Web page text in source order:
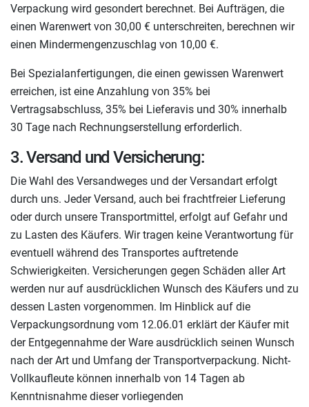
Verpackung wird gesondert berechnet. Bei Aufträgen, die
einen Warenwert von 30,00 € unterschreiten, berechnen wir
einen Mindermengenzuschlag von 10,00 €.
Bei Spezialanfertigungen, die einen gewissen Warenwert
erreichen, ist eine Anzahlung von 35% bei
Vertragsabschluss, 35% bei Lieferavis und 30% innerhalb
30 Tage nach Rechnungserstellung erforderlich.
3. Versand und Versicherung:
Die Wahl des Versandweges und der Versandart erfolgt
durch uns. Jeder Versand, auch bei frachtfreier Lieferung
oder durch unsere Transportmittel, erfolgt auf Gefahr und
zu Lasten des Käufers. Wir tragen keine Verantwortung für
eventuell während des Transportes auftretende
Schwierigkeiten. Versicherungen gegen Schäden aller Art
werden nur auf ausdrücklichen Wunsch des Käufers und zu
dessen Lasten vorgenommen. Im Hinblick auf die
Verpackungsordnung vom 12.06.01 erklärt der Käufer mit
der Entgegennahme der Ware ausdrücklich seinen Wunsch
nach der Art und Umfang der Transportverpackung. Nicht-
Vollkaufleute können innerhalb von 14 Tagen ab
Kenntnisnahme dieser vorliegenden